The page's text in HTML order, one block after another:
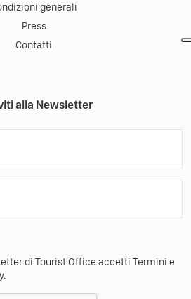
generali
Press
Contatti
alla Newsletter
di Tourist Office accetti Termini e